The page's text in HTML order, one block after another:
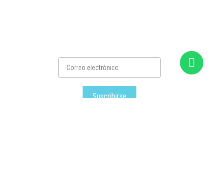
Suscribirse